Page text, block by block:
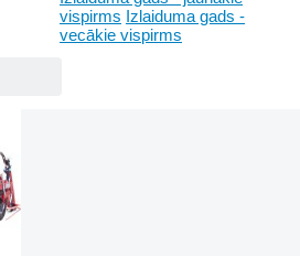
vispirms Izlaiduma gads -
vecākie vispirms